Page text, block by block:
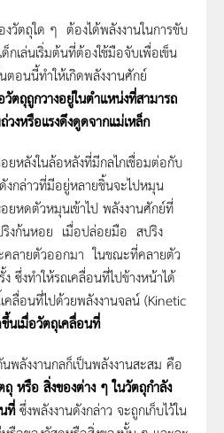
ด ๆ ต้องได้พลังงานในการขับ
เล่นเริ่มต้นที่ต้องใช้มือจับเพื่อเข็น
อนนี้ทำให้เกิดพลังงานศักย์
วัตถุถูกวางอยู่ในตำแหน่งที่สามารถ
วงหรือแรงดึงดูดจากแม่เหล็ก
ในล้อหลังที่มีกลไกเชื่อมต่อกับ
งกล่าวที่มีอยู่หลายชิ้นจะไปหมุน
ยหดตัวหมุนเข้าไป พลังงานศักย์ที่
ริงก้นหอย เมื่อปล่อยมือ สปริง
คลายตัวออกมา ในขณะที่คลายตัว
ซึ่งทำให้รถเคลื่อนที่ไปข้างหน้าได้
คลื่อนที่ไปด้วยพลังงานจลน์ (Kinetic
นเมื่อวัตถุเคลื่อนที่
นกลก็เป็นพลังงานสะสม คือ
ถุ หรือ สิ่งของต่าง ๆ ในวัตถุกำลัง
ที่ซึ่งพลังงานดังกล่าว จะถูกเก็บไว้ใน